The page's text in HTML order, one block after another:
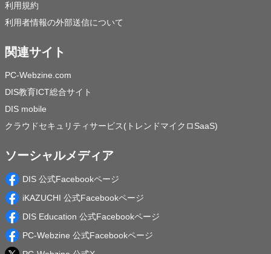
利用規約
利用者情報の外部送信について
関連サイト
PC-Webzine.com
DIS教育ICT総合サイト
DIS mobile
クラウドセキュリティサービス(トレンドマイクロSaaS)
ソーシャルメディア
DIS 公式Facebookページ
iKAZUCHI 公式Facebookページ
DIS Education 公式Facebookページ
PC-Webzine 公式Facebookページ